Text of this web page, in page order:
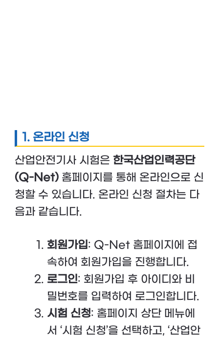
1. 온라인 신청
산업안전기사 시험은 한국산업인력공단
(Q-Net) 홈페이지를 통해 온라인으로 신
청할 수 있습니다. 온라인 신청 절차는 다
음과 같습니다.
회원가입: Q-Net 홈페이지에 접
속하여 회원가입을 진행합니다.
로그인: 회원가입 후 아이디와 비
밀번호를 입력하여 로그인합니다.
시험 신청: 홈페이지 상단 메뉴에
서 ‘시험 신청’을 선택하고, ‘산업안